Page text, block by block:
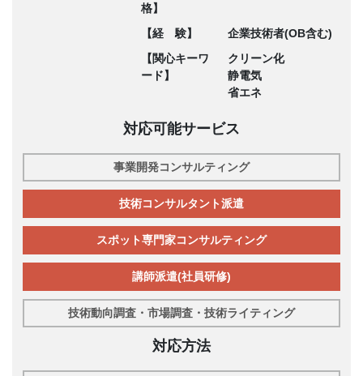
格】
【経 験】
企業技術者(OB含む)
【関心キーワ
ード】
クリーン化
静電気
省エネ
対応可能サービス
事業開発コンサルティング
技術コンサルタント派遣
スポット専門家コンサルティング
講師派遣(社員研修)
技術動向調査・市場調査・技術ライティング
対応方法